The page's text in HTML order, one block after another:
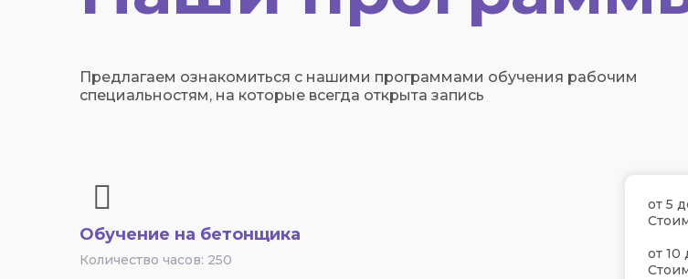
Предлагаем ознакомиться с нашими программами обучения рабочим
специальностям, на которые всегда открыта запись
Обучение на бетонщика
Количество часов: 250
от 5
от 10